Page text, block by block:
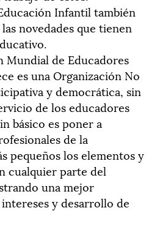
Infantil también
novedades que tienen
Mundial de Educadores
es una Organización No
y democrática, sin
de los educadores
básico es poner a
de la
pequeños los elementos y
cualquier parte del
una mejor
y desarrollo de